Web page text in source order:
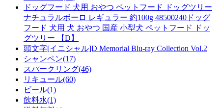
ドッグフード 犬用 おやつ ペットフード ドッグツリー
ナチュラルボーロ レギュラー 約100g 48500240ドッグ
フード 犬用 犬 おやつ 国産 小型犬 ペットフード ドッ
グツリー 【D】
頭文字[イニシャル]D Memorial Blu-ray Collection Vol.2
シャンペン(17)
スパークリング(46)
リキュール(60)
ビール(1)
飲料水(1)